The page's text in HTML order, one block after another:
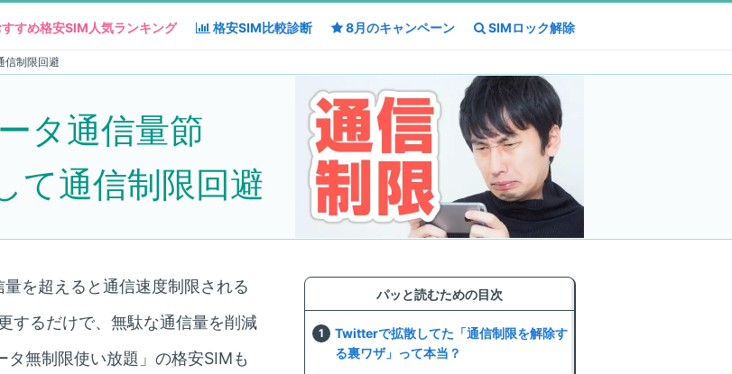
すすめ格安SIM人気ランキング 格安SIM比較診断 8月のキャンペーン SIMロック解除
信制限回避
タ通信量節
て通信制限回避
を超えると通信速度制限される
するだけで、無駄な通信量を削減
無制限使い放題」の格安SIMも
パッと読むための目次
Twitterで拡散してた「通信制限を解除す
る裏ワザ」って本当？
すすめ格安SIM人気ランキング 格安SIM比較診断 8月のキャンペーン SIMロック解除